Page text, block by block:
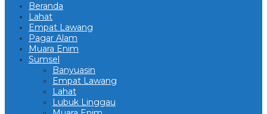
Beranda
Lahat
Empat Lawang
Pagar Alam
Muara Enim
Sumsel
Banyuasin
Empat Lawang
Lahat
Lubuk Linggau